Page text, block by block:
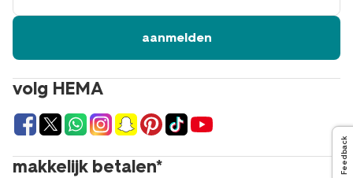
volg HEMA
makkelijk betalen*
aanmelden
Feedback